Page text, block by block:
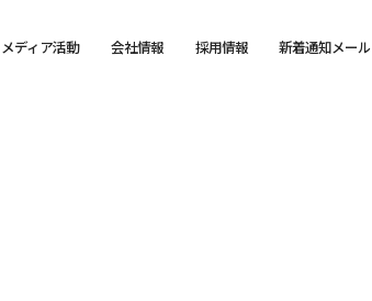
メディア活動 会社情報 採用情報 新着通知メール